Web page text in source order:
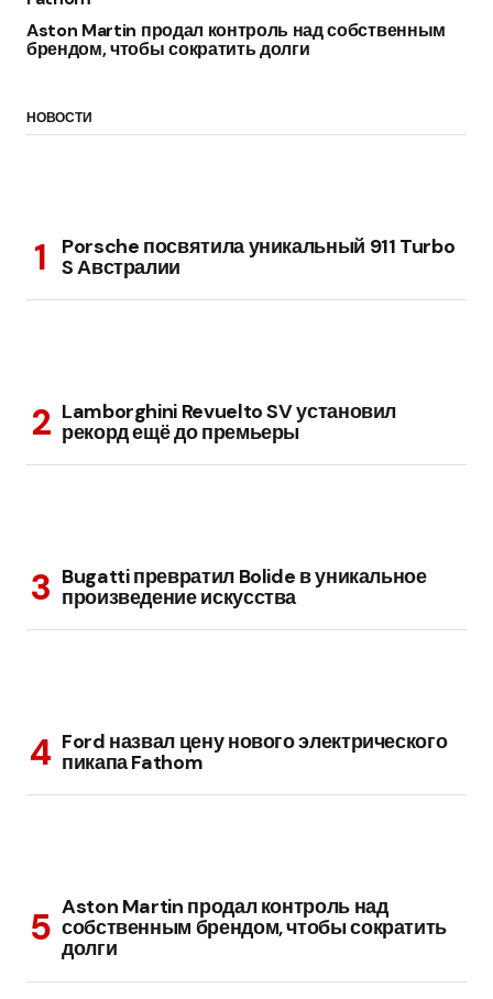
Aston Martin продал контроль над собственным
брендом, чтобы сократить долги
НОВОСТИ
Porsche посвятила уникальный 911 Turbo
S Австралии
Lamborghini Revuelto SV установил
рекорд ещё до премьеры
Bugatti превратил Bolide в уникальное
произведение искусства
Ford назвал цену нового электрического
пикапа Fathom
Aston Martin продал контроль над
собственным брендом, чтобы сократить
долги